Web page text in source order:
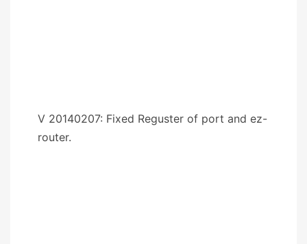
V 20140207: Fixed Reguster of port and ez-
router.